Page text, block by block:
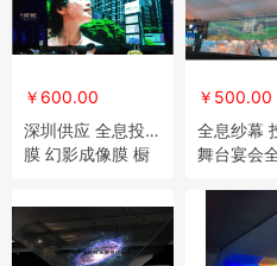
￥600.00
深圳供应 全息投影
膜 幻影成像膜 橱
￥500.00
全息纱幕
舞台宴会